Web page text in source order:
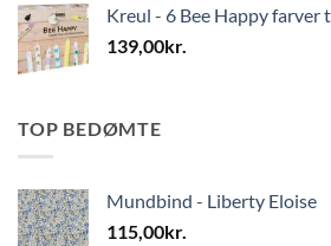
Kreul - 6 Bee Happy farver
139,00kr.
TOP BEDØMTE
Mundbind - Liberty Eloise
115,00kr.